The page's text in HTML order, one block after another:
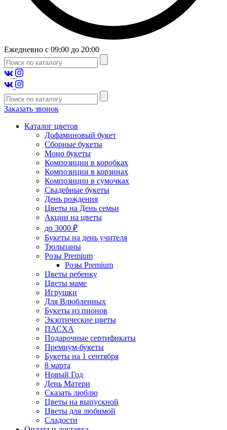
Ежедневно с 09:00 до 20:00
Заказать звонок
Каталог цветов
Дофаминовый букет
Сборные букеты
Моно букеты
Композиции в коробках
Композиции в корзинах
Композиции в сумочках
Свадебные букеты
День рождения
Цветы на День семьи
Акции на цветы
до 3000 ₽
Букеты на день учителя
Тюльпаны
Розы Premium
Розы Premium
Цветы ребенку
Цветы маме
Игрушки
Для Влюбленных
Букеты из пионов
Экзотические цветы
ПАСХА
Подарочные сертификаты
Премиум-букеты
Букеты на 1 сентября
8 марта
Новый Год
День Матери
Сказать люблю
Цветы на выпускной
Цветы для любимой
Сладости